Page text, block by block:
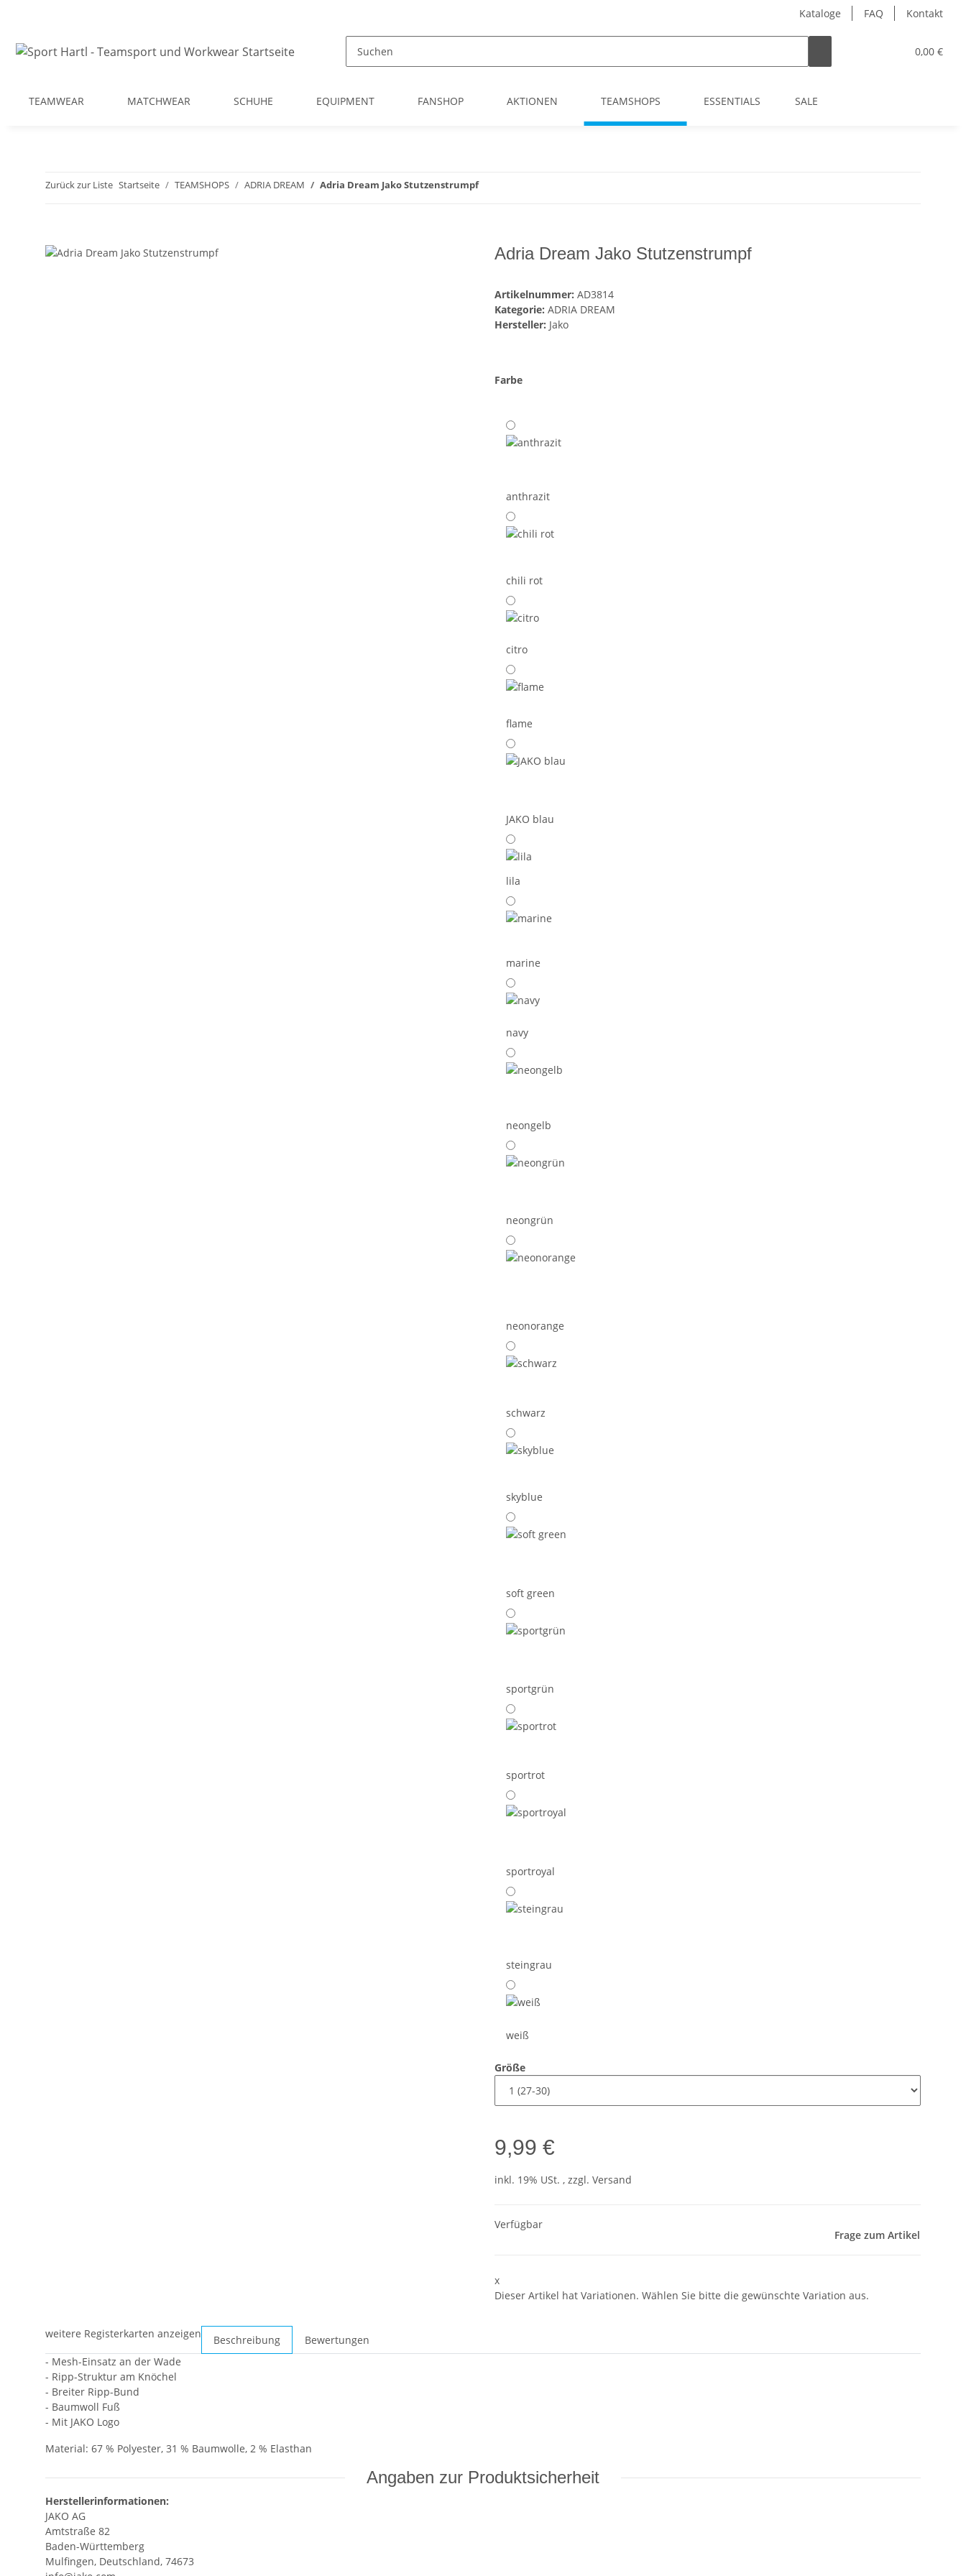
Kataloge FAQ Kontakt
0,00 €
TEAMWEAR MATCHWEAR SCHUHE EQUIPMENT FANSHOP AKTIONEN TEAMSHOPS ESSENTIALS SALE
Zurück zur Liste Startseite TEAMSHOPS ADRIA DREAM Adria Dream Jako Stutzenstrumpf
Adria Dream Jako Stutzenstrumpf
Artikelnummer: AD3814
Kategorie: ADRIA DREAM
Hersteller: Jako
Farbe
anthrazit
chili rot
citro
flame
JAKO blau
lila
marine
navy
neongelb
neongrün
neonorange
schwarz
skyblue
soft green
sportgrün
sportrot
sportroyal
steingrau
weiß
Größe
9,99 €
inkl. 19% USt. , zzgl. Versand
Verfügbar
Frage zum Artikel
x
Dieser Artikel hat Variationen. Wählen Sie bitte die gewünschte Variation aus.
weitere Registerkarten anzeigen Beschreibung
Bewertungen
- Mesh-Einsatz an der Wade
- Ripp-Struktur am Knöchel
- Breiter Ripp-Bund
- Baumwoll Fuß
- Mit JAKO Logo
Material: 67 % Polyester, 31 % Baumwolle, 2 % Elasthan
Angaben zur Produktsicherheit
Herstellerinformationen:
JAKO AG
Amtstraße 82
Baden-Württemberg
Mulfingen, Deutschland, 74673